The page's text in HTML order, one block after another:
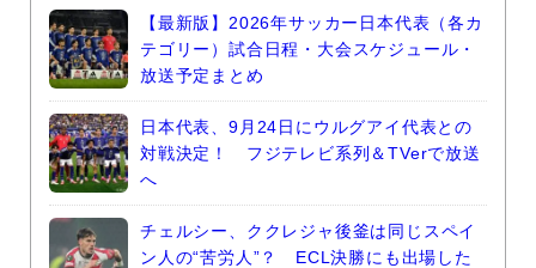
【最新版】2026年サッカー日本代表（各カ
テゴリー）試合日程・大会スケジュール・
放送予定まとめ
日本代表、9月24日にウルグアイ代表との
対戦決定！ フジテレビ系列＆TVerで放送
へ
チェルシー、ククレジャ後釜は同じスペイ
ン人の“苦労人”？ ECL決勝にも出場した